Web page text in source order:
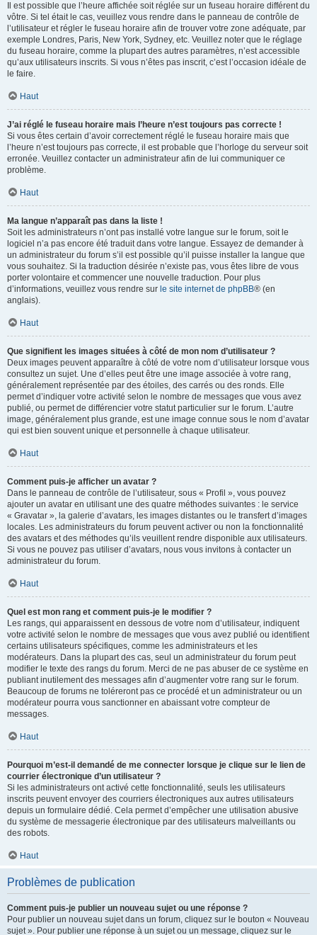
Il est possible que l’heure affichée soit réglée sur un fuseau horaire différent du
vôtre. Si tel était le cas, veuillez vous rendre dans le panneau de contrôle de
l’utilisateur et régler le fuseau horaire afin de trouver votre zone adéquate, par
exemple Londres, Paris, New York, Sydney, etc. Veuillez noter que le réglage
du fuseau horaire, comme la plupart des autres paramètres, n’est accessible
qu’aux utilisateurs inscrits. Si vous n’êtes pas inscrit, c’est l’occasion idéale de
le faire.
Haut
J’ai réglé le fuseau horaire mais l’heure n’est toujours pas correcte !
Si vous êtes certain d’avoir correctement réglé le fuseau horaire mais que
l’heure n’est toujours pas correcte, il est probable que l’horloge du serveur soit
erronée. Veuillez contacter un administrateur afin de lui communiquer ce
problème.
Haut
Ma langue n’apparaît pas dans la liste !
Soit les administrateurs n’ont pas installé votre langue sur le forum, soit le
logiciel n’a pas encore été traduit dans votre langue. Essayez de demander à
un administrateur du forum s’il est possible qu’il puisse installer la langue que
vous souhaitez. Si la traduction désirée n’existe pas, vous êtes libre de vous
porter volontaire et commencer une nouvelle traduction. Pour plus
d’informations, veuillez vous rendre sur le site internet de phpBB® (en
anglais).
Haut
Que signifient les images situées à côté de mon nom d’utilisateur ?
Deux images peuvent apparaître à côté de votre nom d’utilisateur lorsque vous
consultez un sujet. Une d’elles peut être une image associée à votre rang,
généralement représentée par des étoiles, des carrés ou des ronds. Elle
permet d’indiquer votre activité selon le nombre de messages que vous avez
publié, ou permet de différencier votre statut particulier sur le forum. L’autre
image, généralement plus grande, est une image connue sous le nom d’avatar
qui est bien souvent unique et personnelle à chaque utilisateur.
Haut
Comment puis-je afficher un avatar ?
Dans le panneau de contrôle de l’utilisateur, sous « Profil », vous pouvez
ajouter un avatar en utilisant une des quatre méthodes suivantes : le service
« Gravatar », la galerie d’avatars, les images distantes ou le transfert d’images
locales. Les administrateurs du forum peuvent activer ou non la fonctionnalité
des avatars et des méthodes qu’ils veuillent rendre disponible aux utilisateurs.
Si vous ne pouvez pas utiliser d’avatars, nous vous invitons à contacter un
administrateur du forum.
Haut
Quel est mon rang et comment puis-je le modifier ?
Les rangs, qui apparaissent en dessous de votre nom d’utilisateur, indiquent
votre activité selon le nombre de messages que vous avez publié ou identifient
certains utilisateurs spécifiques, comme les administrateurs et les
modérateurs. Dans la plupart des cas, seul un administrateur du forum peut
modifier le texte des rangs du forum. Merci de ne pas abuser de ce système en
publiant inutilement des messages afin d’augmenter votre rang sur le forum.
Beaucoup de forums ne toléreront pas ce procédé et un administrateur ou un
modérateur pourra vous sanctionner en abaissant votre compteur de
messages.
Haut
Pourquoi m’est-il demandé de me connecter lorsque je clique sur le lien de
courrier électronique d’un utilisateur ?
Si les administrateurs ont activé cette fonctionnalité, seuls les utilisateurs
inscrits peuvent envoyer des courriers électroniques aux autres utilisateurs
depuis un formulaire dédié. Cela permet d’empêcher une utilisation abusive
du système de messagerie électronique par des utilisateurs malveillants ou
des robots.
Haut
Problèmes de publication
Comment puis-je publier un nouveau sujet ou une réponse ?
Pour publier un nouveau sujet dans un forum, cliquez sur le bouton « Nouveau
sujet ». Pour publier une réponse à un sujet ou un message, cliquez sur le